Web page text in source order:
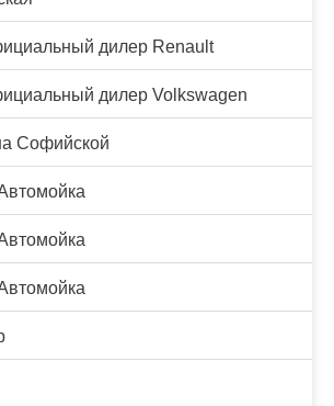
дилер Renault
дилер Volkswagen
Софийской